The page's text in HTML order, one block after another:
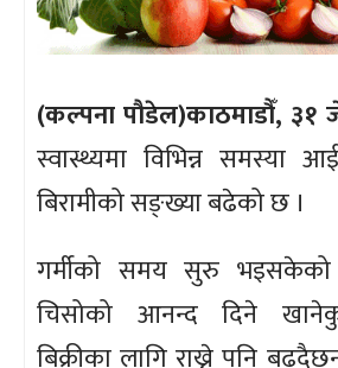
(कल्पना पौडेल)काठमाडौँ, ३१
स्वास्थ्यमा विभिन्न समस्या
बिरामीको सङ्ख्या बढेको छ ।
गर्मीको समय सुरु
चिसोको आनन्द दिने